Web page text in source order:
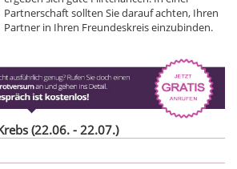
Partnerschaft sollten Sie darauf achten, Ihren
Partner in Ihren Freundeskreis einzubinden.
(22.06. - 22.07.)